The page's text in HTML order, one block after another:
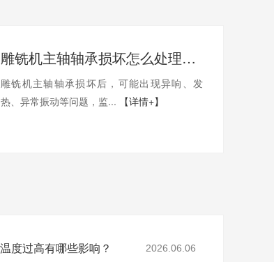
雕铣机主轴轴承损坏怎么处理？怎么延长使用寿命？
雕铣机主轴轴承损坏后，可能出现异响、发
热、异常振动等问题，监...
【详情+】
度过高有哪些影响？ 2026.06.06